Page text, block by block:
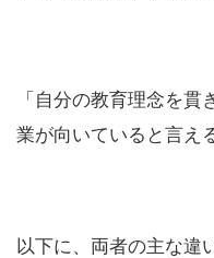
「自分の教育理念を
業が向いていると言え
以下に、両者の主な違